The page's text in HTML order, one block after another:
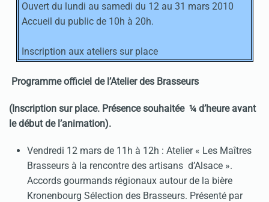
Ouvert du lundi au samedi du 12 au 31 mars 2010
Accueil du public de 10h à 20h.
Inscription aux ateliers sur place
Programme officiel de l’Atelier des Brasseurs
(Inscription sur place. Présence souhaitée ¼ d’heure avant
le début de l’animation).
Vendredi 12 mars de 11h à 12h : Atelier « Les Maîtres
Brasseurs à la rencontre des artisans d’Alsace ».
Accords gourmands régionaux autour de la bière
Kronenbourg Sélection des Brasseurs. Présenté par